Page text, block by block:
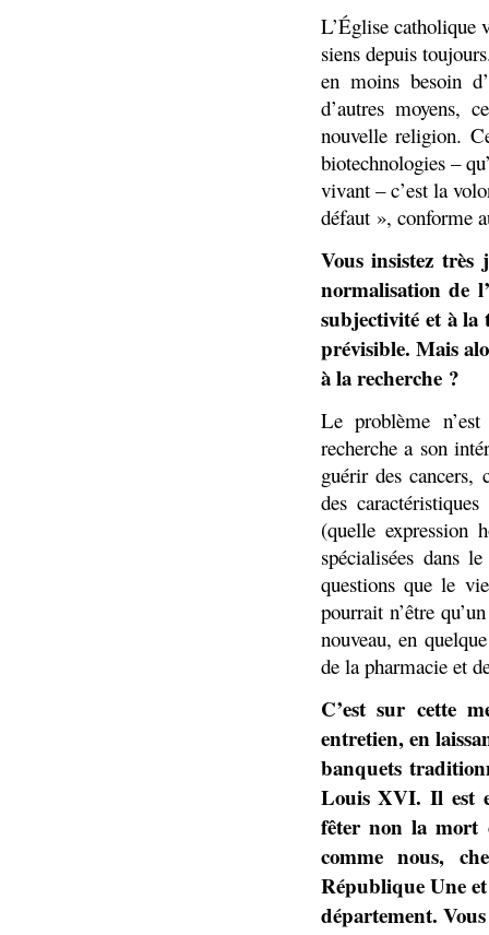
L’Église catholique
siens depuis
en moins besoin
d’autres moyens,
nouvelle religion.
biotechnologies –
vivant – c’est la
défaut », conforme
Vous insistez
normalisation de
subjectivité et à
prévisible. Mais
à la recherche ?
Le problème
recherche a son
guérir des
des
(quelle expression
spécialisées dans
questions que le
pourrait n’être
nouveau, en
de la pharmacie et
C’est sur cette
entretien, en
banquets
Louis XVI. Il est
fêter non la mort
comme nous,
République Une
département.